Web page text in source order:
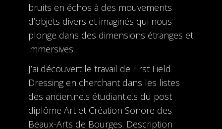
bruits en échos à des mouvements
d’objets divers et imaginés qui nous
plonge dans des dimensions étranges et
immersives.
J’ai découvert le travail de First Field
Dressing en cherchant dans les listes
des ancien.ne.s étudiant.e.s du post
diplôme Art et Création Sonore des
Beaux-Arts de Bourges. Description